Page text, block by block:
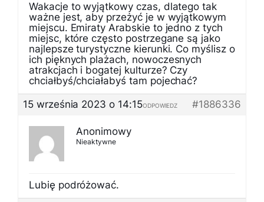
Wakacje to wyjątkowy czas, dlatego tak
ważne jest, aby przeżyć je w wyjątkowym
miejscu. Emiraty Arabskie to jedno z tych
miejsc, które często postrzegane są jako
najlepsze turystyczne kierunki. Co myślisz o
ich pięknych plażach, nowoczesnych
atrakcjach i bogatej kulturze? Czy
chciałbyś/chciałabyś tam pojechać?
15 września 2023 o 14:15
#1886336
ODPOWIEDZ
Anonimowy
Nieaktywne
Lubię podróżować.